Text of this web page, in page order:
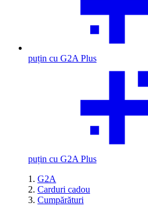
puțin cu G2A Plus
puțin cu G2A Plus
G2A
Carduri cadou
Cumpărături